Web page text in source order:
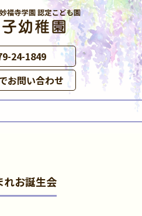
24-1849
お問い合わせ
れお誕生会